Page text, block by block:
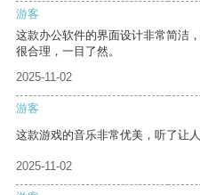
游客
这款办公软件的界面设计非常简洁
很合理，一目了然。
2025-11-02
游客
这款游戏的音乐非常优美，听了让人
2025-11-02